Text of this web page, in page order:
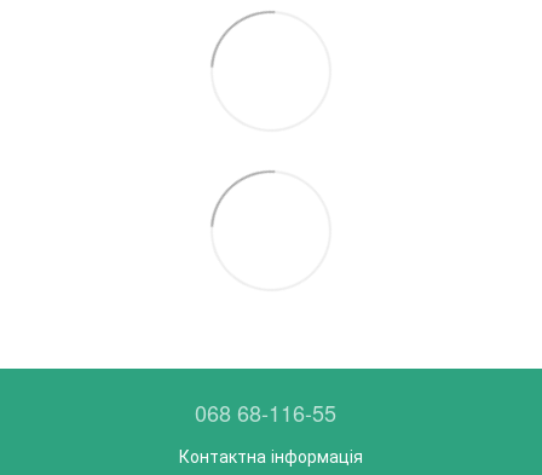
068 68-116-55
Контактна інформація